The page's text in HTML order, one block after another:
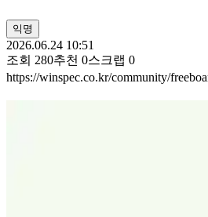
익명
2026.06.24 10:51
조회 280추천 0스크랩 0
https://winspec.co.kr/community/